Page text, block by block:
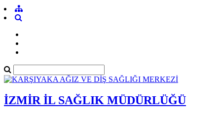
İZMİR İL SAĞLIK MÜDÜRLÜĞÜ